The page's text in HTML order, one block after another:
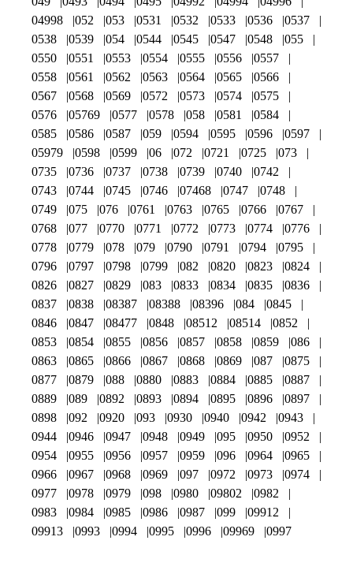
04998
052 053 0531 0532 0533 0536
0537
0538
0539 054 0544 0545 0547 0548
055
0550
0551 0553 0554 0555 0556
0557
0558
0561 0562 0563 0564 0565
0566
0567
0568 0569 0572 0573 0574
0575
0576
05769 0577 0578 058 0581
0584
0585
0586 0587 059 0594 0595 0596
0597
05979
0598 0599 06 072 0721 0725
073
0735
0736 0737 0738 0739 0740
0742
0743
0744 0745 0746 07468 0747
0748
0749
075 076 0761 0763 0765 0766
0767
0768
077 0770 0771 0772 0773 0774
0776
0778
0779 078 079 0790 0791 0794
0795
0796
0797 0798 0799 082 0820 0823
0824
0826
0827 0829 083 0833 0834 0835
0836
0837
0838 08387 08388 08396 084
0845
0846
0847 08477 0848 08512 08514
0852
0853
0854 0855 0856 0857 0858 0859
086
0863
0865 0866 0867 0868 0869 087
0875
0877
0879 088 0880 0883 0884 0885
0887
0889
089 0892 0893 0894 0895 0896
0897
0898
092 0920 093 0930 0940 0942
0943
0944
0946 0947 0948 0949 095 0950
0952
0954
0955 0956 0957 0959 096 0964
0965
0966
0967 0968 0969 097 0972 0973
0974
0977
0978 0979 098 0980 09802
0982
0983
0984 0985 0986 0987 099
09912
09913
0993 0994 0995 0996 09969 0997